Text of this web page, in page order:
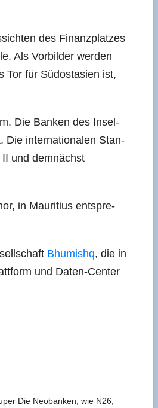
des Finanz­plat­zes
Als Vor­bil­der wer­den
Tor für Süd­ost­asi­en ist,
Die Ban­ken des Insel­
Die inter­na­tio­na­len Stan­
und dem­nächst
in Mau­ri­ti­us ent­spre­
Bhu­mis­hq, die in
und Daten-Cen­ter
Die Neo­ban­ken, wie N26,